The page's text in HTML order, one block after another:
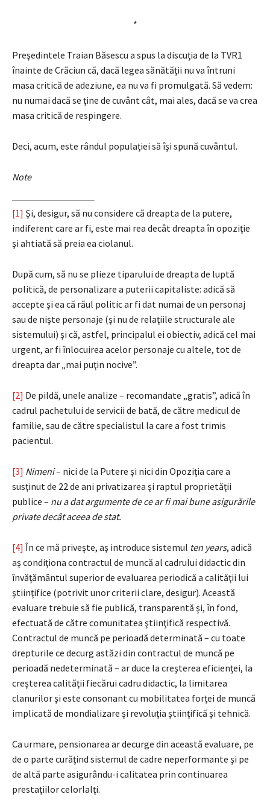
*
Preşedintele Traian Băsescu a spus la discuţia de la TVR1
înainte de Crăciun că, dacă legea sănătăţii nu va întruni
masa critică de adeziune, ea nu va fi promulgată. Să vedem:
nu numai dacă se ţine de cuvânt cât, mai ales, dacă se va crea
masa critică de respingere.
Deci, acum, este rândul populaţiei să îşi spună cuvântul.
Note
[1] Şi, desigur, să nu considere că dreapta de la putere,
indiferent care ar fi, este mai rea decât dreapta în opoziţie
şi ahtiată să preia ea ciolanul.
După cum, să nu se plieze tiparului de dreapta de luptă
politică, de personalizare a puterii capitaliste: adică să
accepte şi ea că răul politic ar fi dat numai de un personaj
sau de nişte personaje (şi nu de relaţiile structurale ale
sistemului) şi că, astfel, principalul ei obiectiv, adică cel mai
urgent, ar fi înlocuirea acelor personaje cu altele, tot de
dreapta dar „mai puţin nocive”.
[2] De pildă, unele analize – recomandate „gratis”, adică în
cadrul pachetului de servicii de bată, de către medicul de
familie, sau de către specialistul la care a fost trimis
pacientul.
[3] Nimeni– nici de la Putere şi nici din Opoziţia care a
susţinut de 22 de ani privatizarea şi raptul proprietăţii
publice – nu a dat argumente de ce ar fi mai bune asigurările
private decât aceea de stat.
[4] În ce mă priveşte, aş introduce sistemul ten years, adică
aş condiţiona contractul de muncă al cadrului didactic din
învăţământul superior de evaluarea periodică a calităţii lui
ştiinţifice (potrivit unor criterii clare, desigur). Această
evaluare trebuie să fie publică, transparentă şi, în fond,
efectuată de către comunitatea ştiinţifică respectivă.
Contractul de muncă pe perioadă determinată – cu toate
drepturile ce decurg astăzi din contractul de muncă pe
perioadă nedeterminată – ar duce la creşterea eficienţei, la
creşterea calităţii fiecărui cadru didactic, la limitarea
clanurilor şi este consonant cu mobilitatea forţei de muncă
implicată de mondializare şi revoluţia ştiinţifică şi tehnică.
Ca urmare, pensionarea ar decurge din această evaluare, pe
de o parte curăţind sistemul de cadre neperformante şi pe
de altă parte asigurându-i calitatea prin continuarea
prestaţiilor celorlalţi.